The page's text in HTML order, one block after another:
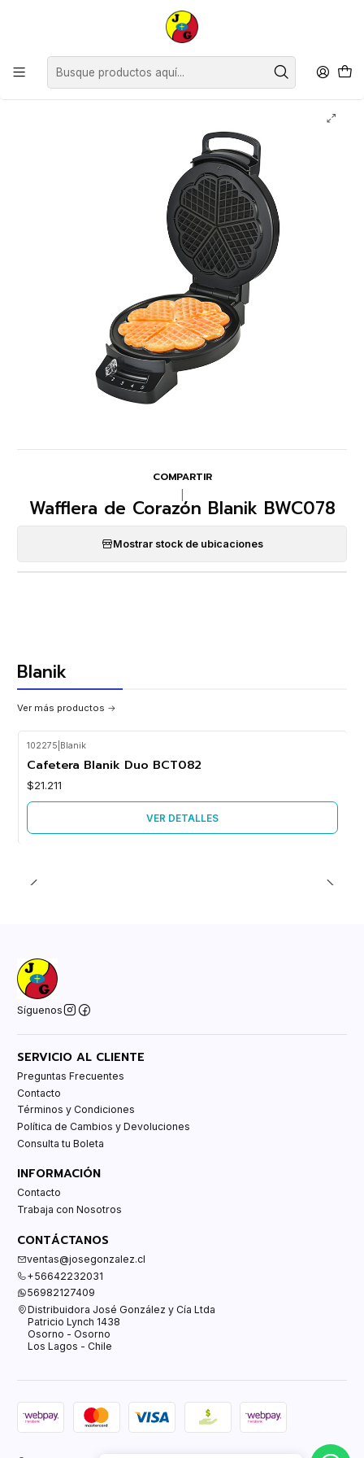
Disponible sólo Retiro en Tienda Osorno.
Electrodomésticos
Wafflera de Corazón Blanik BWC078
COMPARTIR
Wafflera de Corazón Blanik BWC078
Mostrar stock de ubicaciones
Blanik
Ver más productos
102275 Blanik
Cafetera Blanik Duo BCT082
$21.211
VER DETALLES
Síguenos
SERVICIO AL CLIENTE
Preguntas Frecuentes
Contacto
Términos y Condiciones
Política de Cambios y Devoluciones
Consulta tu Boleta
INFORMACIÓN
Contacto
Trabaja con Nosotros
CONTÁCTANOS
ventas@josegonzalez.cl
+56642232031
56982127409
Distribuidora José González y Cía Ltda
Patricio Lynch 1438
Osorno - Osorno
Los Lagos - Chile